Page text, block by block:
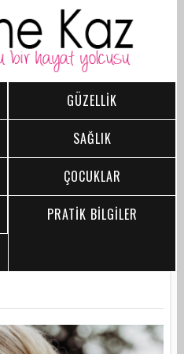
GÜZELLİK
SAĞLIK
ÇOCUKLAR
PRATİK BİLGİLER